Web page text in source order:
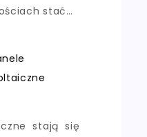
stać…
stają się